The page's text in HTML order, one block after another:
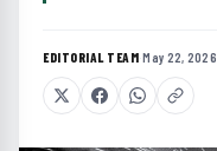
EDITORIAL TEAM·May 22, 2026